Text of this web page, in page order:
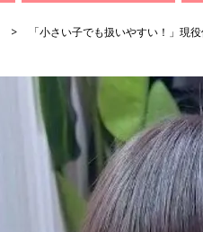
「小さい子でも扱いやすい！」現